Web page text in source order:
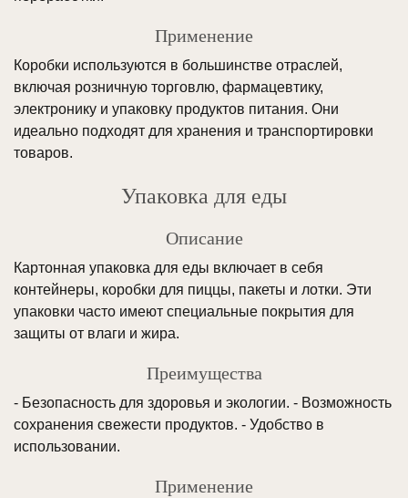
Применение
Коробки используются в большинстве отраслей,
включая розничную торговлю, фармацевтику,
электронику и упаковку продуктов питания. Они
идеально подходят для хранения и транспортировки
товаров.
Упаковка для еды
Описание
Картонная упаковка для еды включает в себя
контейнеры, коробки для пиццы, пакеты и лотки. Эти
упаковки часто имеют специальные покрытия для
защиты от влаги и жира.
Преимущества
- Безопасность для здоровья и экологии. - Возможность
сохранения свежести продуктов. - Удобство в
использовании.
Применение